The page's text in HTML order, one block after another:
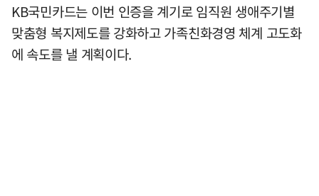
KB국민카드는 이번 인증을 계기로 임직원 생애주기별
맞춤형 복지제도를 강화하고 가족친화경영 체계 고도화
에 속도를 낼 계획이다.